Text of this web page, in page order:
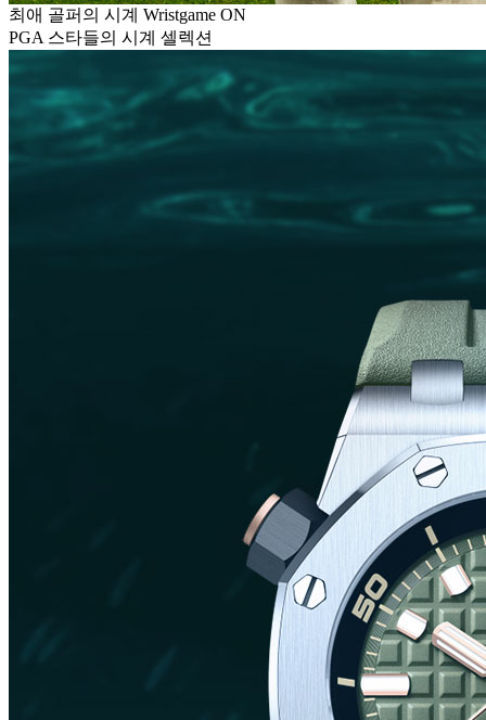
최애 골퍼의 시계 Wristgame ON
PGA 스타들의 시계 셀렉션